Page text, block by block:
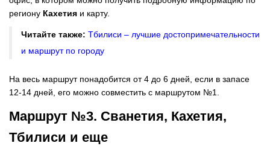
региону Кахетия и карту.
Читайте также: Тбилиси – лучшие достопримечательности
и маршрут по городу
На весь маршрут понадобится от 4 до 6 дней, если в запасе
12-14 дней, его можно совместить с маршрутом №1.
Маршрут №3. Сванетия, Кахетия,
Тбилиси и еще